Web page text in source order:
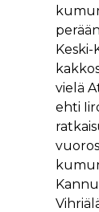
Keski-
vielä
ehti